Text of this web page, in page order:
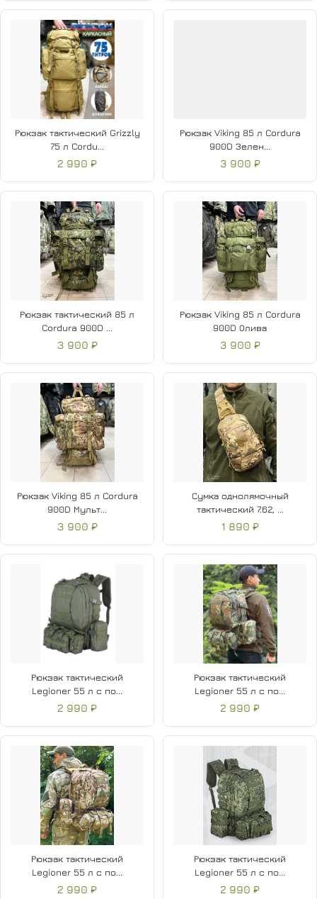
Рюкзак тактический Grizzly
75 л Cordu...
2 990 ₽
Рюкзак Viking 85 л Cordura
900D Зелен...
3 900 ₽
Рюкзак тактический 85 л
Cordura 900D ...
3 900 ₽
Рюкзак Viking 85 л Cordura
900D Олива
3 900 ₽
Рюкзак Viking 85 л Cordura
900D Мульт...
3 900 ₽
Сумка однолямочный
тактический 7.62, ...
1 890 ₽
Рюкзак тактический
Legioner 55 л с по...
2 990 ₽
Рюкзак тактический
Legioner 55 л с по...
2 990 ₽
Рюкзак тактический
Legioner 55 л с по...
2 990 ₽
Рюкзак тактический
Legioner 55 л с по...
2 990 ₽